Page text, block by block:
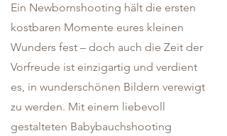
Ein Newbornshooting hält die ersten
kostbaren Momente eures kleinen
Wunders fest – doch auch die Zeit der
Vorfreude ist einzigartig und verdient
es, in wunderschönen Bildern verewigt
zu werden. Mit einem liebevoll
gestalteten Babybauchshooting